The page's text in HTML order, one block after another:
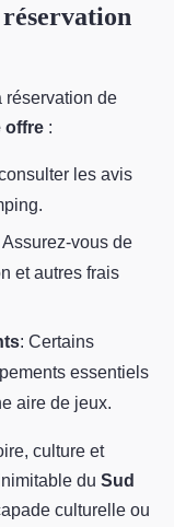
réservation de
offre :
les avis
Assurez-vous de
et autres frais
: Certains
essentiels
aire de jeux.
culture et
du Sud
culturelle ou